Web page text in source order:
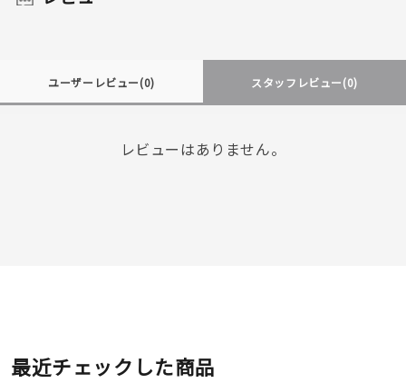
ユーザーレビュー(0) スタッフレビュー(0)
レビューはありません。
最近チェックした商品